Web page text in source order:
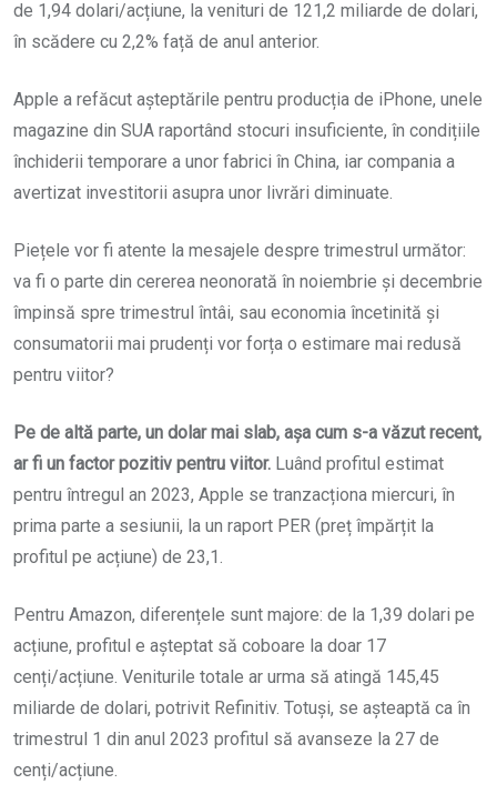
de 1,94 dolari/acțiune, la venituri de 121,2 miliarde de dolari,
în scădere cu 2,2% față de anul anterior.
Apple a refăcut așteptările pentru producția de iPhone, unele
magazine din SUA raportând stocuri insuficiente, în condițiile
închiderii temporare a unor fabrici în China, iar compania a
avertizat investitorii asupra unor livrări diminuate.
Piețele vor fi atente la mesajele despre trimestrul următor:
va fi o parte din cererea neonorată în noiembrie și decembrie
împinsă spre trimestrul întâi, sau economia încetinită și
consumatorii mai prudenți vor forța o estimare mai redusă
pentru viitor?
Pe de altă parte, un dolar mai slab, așa cum s-a văzut recent,
ar fi un factor pozitiv pentru viitor. Luând profitul estimat
pentru întregul an 2023, Apple se tranzacționa miercuri, în
prima parte a sesiunii, la un raport PER (preț împărțit la
profitul pe acțiune) de 23,1.
Pentru Amazon, diferențele sunt majore: de la 1,39 dolari pe
acțiune, profitul e așteptat să coboare la doar 17
cenți/acțiune. Veniturile totale ar urma să atingă 145,45
miliarde de dolari, potrivit Refinitiv. Totuși, se așteaptă ca în
trimestrul 1 din anul 2023 profitul să avanseze la 27 de
cenți/acțiune.